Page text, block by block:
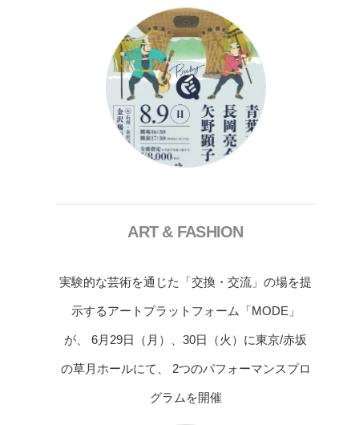
ART & FASHION
実験的な芸術を通じた「交換・交流」の場を提
示するアートプラットフォーム「MODE」
が、 6月29日（月）、30日（火）に東京/赤坂
の草月ホールにて、 2つのパフォーマンスプロ
グラムを開催